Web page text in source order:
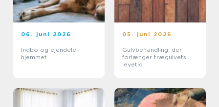
06. juni 2026
Indbo og ejendele i
hjemmet
05. juni 2026
Gulvbehandling: der
forlænger trægulvets
levetid